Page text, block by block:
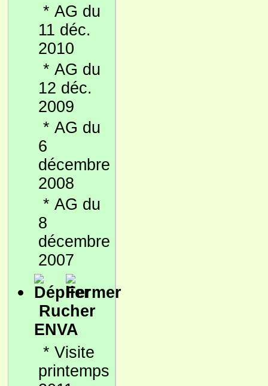
* AG du
11 déc.
2010
* AG du
12 déc.
2009
* AG du
6
décembre
2008
* AG du
8
décembre
2007
Rucher
ENVA
* Visite
printemps